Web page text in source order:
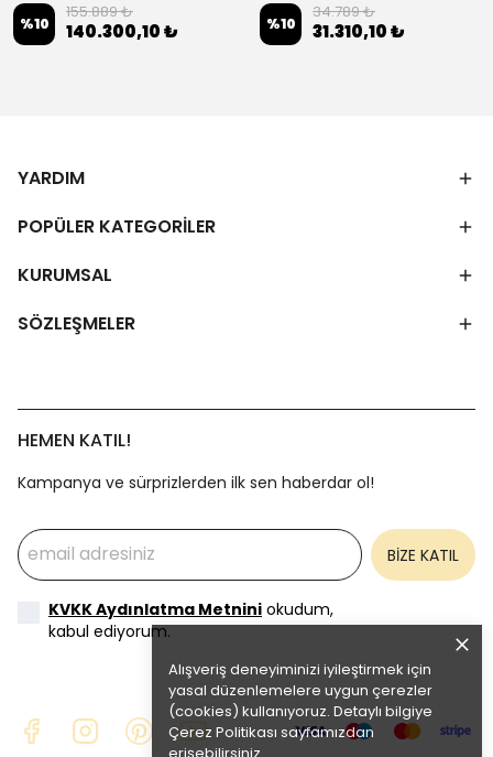
Alışveriş deneyiminizi iyileştirmek için
yasal düzenlemelere uygun çerezler
(cookies) kullanıyoruz. Detaylı bilgiye
Çerez Politikası sayfamızdan
%10
155.889 ₺
140.300,10 ₺ %10
34.789 ₺
31.310,10 ₺
YARDIM
POPÜLER KATEGORİLER
KURUMSAL
SÖZLEŞMELER
HEMEN KATIL!
Kampanya ve sürprizlerden ilk sen haberdar ol!
BİZE KATIL
KVKK Aydınlatma Metnini okudum,
kabul ediyorum.